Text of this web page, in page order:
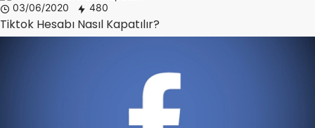
03/06/2020 480
Tiktok Hesabı Nasıl Kapatılır?